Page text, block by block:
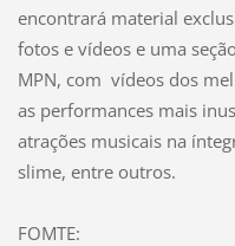
encontrará material
fotos e vídeos e uma
MPN, com vídeos dos
as performances mais
atrações musicais na
slime, entre outros.
FOMTE: